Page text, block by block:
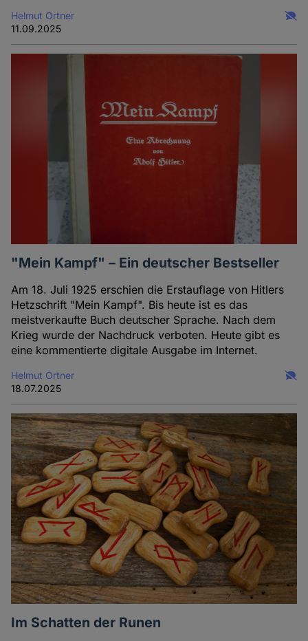
Helmut Ortner
11.09.2025
"Mein Kampf" – Ein deutscher Bestseller
Am 18. Juli 1925 erschien die Erstauflage von Hitlers
Hetzschrift "Mein Kampf". Bis heute ist es das
meistverkaufte Buch deutscher Sprache. Nach dem
Krieg wurde der Nachdruck verboten. Heute gibt es
eine kommentierte digitale Ausgabe im Internet.
Helmut Ortner
18.07.2025
Im Schatten der Runen